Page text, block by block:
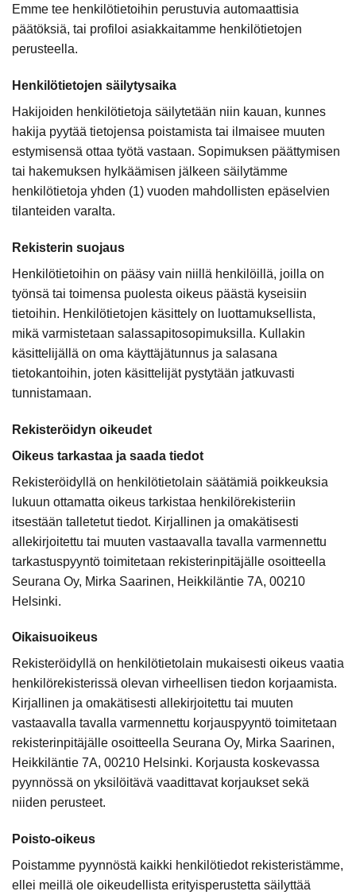
Emme tee henkilötietoihin perustuvia automaattisia
päätöksiä, tai profiloi asiakkaitamme henkilötietojen
perusteella.
Henkilötietojen säilytysaika
Hakijoiden henkilötietoja säilytetään niin kauan, kunnes
hakija pyytää tietojensa poistamista tai ilmaisee muuten
estymisensä ottaa työtä vastaan. Sopimuksen päättymisen
tai hakemuksen hylkäämisen jälkeen säilytämme
henkilötietoja yhden (1) vuoden mahdollisten epäselvien
tilanteiden varalta.
Rekisterin suojaus
Henkilötietoihin on pääsy vain niillä henkilöillä, joilla on
työnsä tai toimensa puolesta oikeus päästä kyseisiin
tietoihin. Henkilötietojen käsittely on luottamuksellista,
mikä varmistetaan salassapitosopimuksilla. Kullakin
käsittelijällä on oma käyttäjätunnus ja salasana
tietokantoihin, joten käsittelijät pystytään jatkuvasti
tunnistamaan.
Rekisteröidyn oikeudet
Oikeus tarkastaa ja saada tiedot
Rekisteröidyllä on henkilötietolain säätämiä poikkeuksia
lukuun ottamatta oikeus tarkistaa henkilörekisteriin
itsestään talletetut tiedot. Kirjallinen ja omakätisesti
allekirjoitettu tai muuten vastaavalla tavalla varmennettu
tarkastuspyyntö toimitetaan rekisterinpitäjälle osoitteella
Seurana Oy, Mirka Saarinen, Heikkiläntie 7A, 00210
Helsinki.
Oikaisuoikeus
Rekisteröidyllä on henkilötietolain mukaisesti oikeus vaatia
henkilörekisterissä olevan virheellisen tiedon korjaamista.
Kirjallinen ja omakätisesti allekirjoitettu tai muuten
vastaavalla tavalla varmennettu korjauspyyntö toimitetaan
rekisterinpitäjälle osoitteella Seurana Oy, Mirka Saarinen,
Heikkiläntie 7A, 00210 Helsinki. Korjausta koskevassa
pyynnössä on yksilöitävä vaadittavat korjaukset sekä
niiden perusteet.
Poisto-oikeus
Poistamme pyynnöstä kaikki henkilötiedot rekisteristämme,
ellei meillä ole oikeudellista erityisperustetta säilyttää